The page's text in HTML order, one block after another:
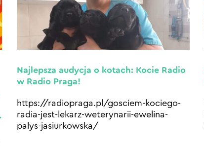
Najlepsza audycja o kotach: Kocie Radio
w Radio Praga!
https://radiopraga.pl/gosciem-kociego-
radia-jest-lekarz-weterynarii-ewelina-
palys-jasiurkowska/